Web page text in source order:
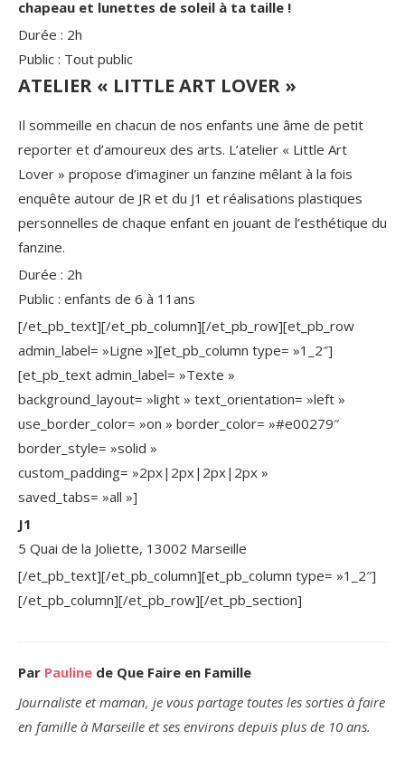
chapeau et lunettes de soleil à ta taille !
Durée : 2h
Public : Tout public
ATELIER « LITTLE ART LOVER »
Il sommeille en chacun de nos enfants une âme de petit
reporter et d’amoureux des arts. L’atelier « Little Art
Lover » propose d’imaginer un fanzine mêlant à la fois
enquête autour de JR et du J1 et réalisations plastiques
personnelles de chaque enfant en jouant de l’esthétique du
fanzine.
Durée : 2h
Public : enfants de 6 à 11ans
[/et_pb_text][/et_pb_column][/et_pb_row][et_pb_row
admin_label= »Ligne »][et_pb_column type= »1_2″]
[et_pb_text admin_label= »Texte »
background_layout= »light » text_orientation= »left »
use_border_color= »on » border_color= »#e00279″
border_style= »solid »
custom_padding= »2px|2px|2px|2px »
saved_tabs= »all »]
J1
5 Quai de la Joliette, 13002 Marseille
[/et_pb_text][/et_pb_column][et_pb_column type= »1_2″]
[/et_pb_column][/et_pb_row][/et_pb_section]
Par Pauline de Que Faire en Famille
Journaliste et maman, je vous partage toutes les sorties à faire
en famille à Marseille et ses environs depuis plus de 10 ans.